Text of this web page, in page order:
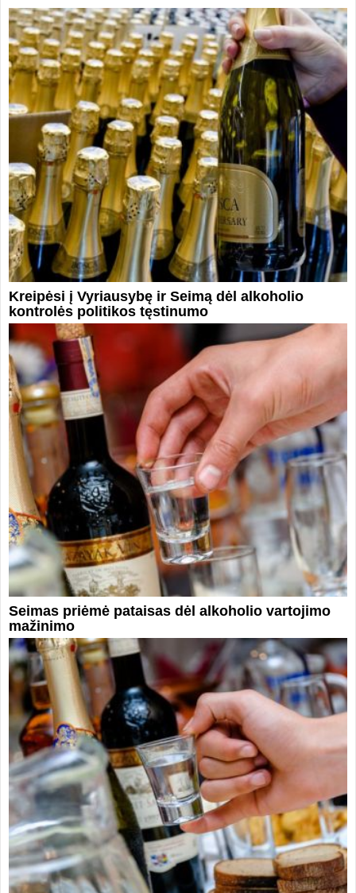
Kreipėsi į Vyriausybę ir Seimą dėl alkoholio
kontrolės politikos tęstinumo
Seimas priėmė pataisas dėl alkoholio vartojimo
mažinimo